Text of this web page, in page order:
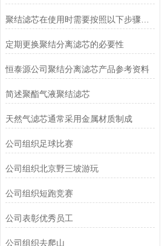
定期更换聚结分离滤芯的必要性
恒泰源公司聚结分离滤芯产品参考资料
简述聚酯气液聚结滤芯
天然气滤芯通常采用金属材质制成
公司组织足球比赛
公司组织北京野三坡游玩
公司组织短跑竞赛
公司表彰优秀员工
公司组织去爬山